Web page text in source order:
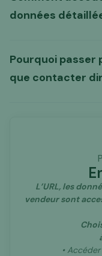
L’échange
données
déblocage de
Pourquoi
que contacter
d’intermédiation
L’URL, les
vendeur sont
•